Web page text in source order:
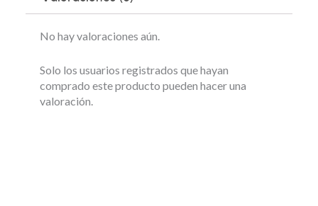
No hay valoraciones aún.
Solo los usuarios registrados que hayan
comprado este producto pueden hacer una
valoración.